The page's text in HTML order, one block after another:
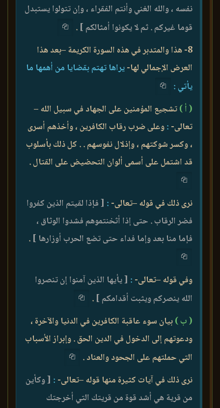
نفسه ، والله الغني وأنتم الفقراء ، وإن تتولوا يستبدل
قوما غيركم . ثم لا يكونوا أمثالكم ] .
8- هذا والمتدبر في هذه السورة الكريمة –بعد هذا
العرض الإجمالي لها-يراها تهتم بقضايا من أهمها ما
يأتي :
( أ‌ )تشجيع المؤمنين على الجهاد في سبيل الله –
تعالى- :وعلى ضرب رقاب الكافرين ، وأخذهم أسرى
، وكسر شوكتهم ، وإذلال نفوسهم . . كل ذلك بأسلوب
قد اشتمل على أسمى ألوان التحضيض على القتال .
نرى ذلك في قوله –تعالى- : [ فإذا لقيتم الذين كفروا
فضر الرقاب . حتى إذا أثخنتموهم فشدوا الوثاق ،
فإما منا بعد وإما فداء حتى تضع الحرب أوزارها ] .
وفي قوله –تعالى- : [ يأيها الذين آمنوا إن تنصروا
الله ينصركم ويثبت أقدامكم ] .
( ب‌ )بيان سوء عاقبة الكافرين في الدنيا والآخرة ،
ودعوتهم إلى الدخول في الدين الحق . وإبراز الأسباب
التي حملتهم على الجحود والعناد .
نرى ذلك في آيات كثيرة منها قوله –تعالى- : [ وكأين
من قرية هي أشد قوة من قريتك التي أخرجتك